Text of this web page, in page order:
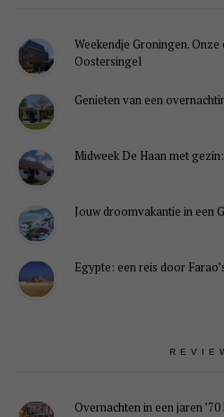
Weekendje Groningen.
Oostersingel
Genieten van een
Midweek De Haan met
Jouw droomvakantie in een
Egypte: een reis door
Overnachten in een jaren